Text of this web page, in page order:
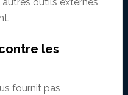
outils externes
les
fournit pas